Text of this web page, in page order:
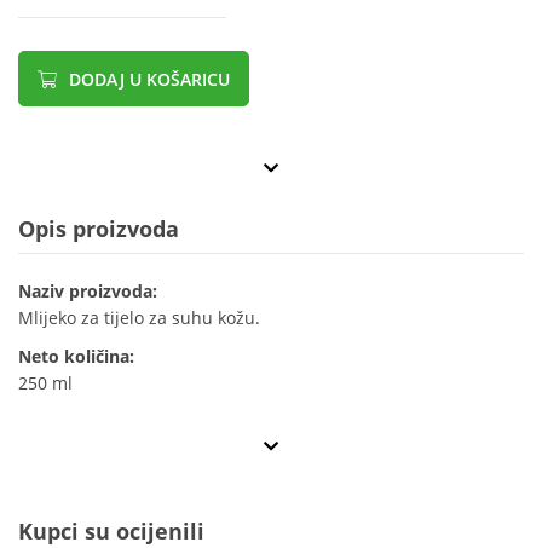
DODAJ U KOŠARICU
Opis proizvoda
Naziv proizvoda:
Mlijeko za tijelo za suhu kožu.
Neto količina:
250 ml
Kupci su ocijenili